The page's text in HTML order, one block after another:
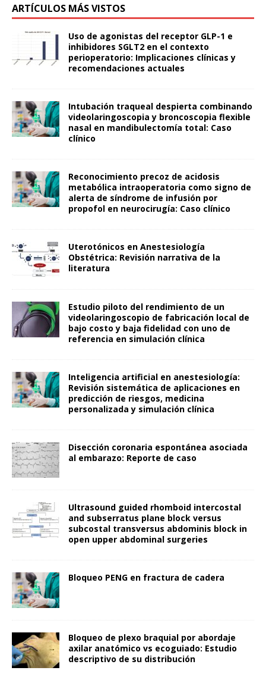
ARTÍCULOS MÁS VISTOS
Uso de agonistas del receptor GLP-1 e
inhibidores SGLT2 en el contexto
perioperatorio: Implicaciones clínicas y
recomendaciones actuales
Intubación traqueal despierta combinando
videolaringoscopia y broncoscopia flexible
nasal en mandibulectomía total: Caso
clínico
Reconocimiento precoz de acidosis
metabólica intraoperatoria como signo de
alerta de síndrome de infusión por
propofol en neurocirugía: Caso clínico
Uterotónicos en Anestesiología
Obstétrica: Revisión narrativa de la
literatura
Estudio piloto del rendimiento de un
videolaringoscopio de fabricación local de
bajo costo y baja fidelidad con uno de
referencia en simulación clínica
Inteligencia artificial en anestesiología:
Revisión sistemática de aplicaciones en
predicción de riesgos, medicina
personalizada y simulación clínica
Disección coronaria espontánea asociada
al embarazo: Reporte de caso
Ultrasound guided rhomboid intercostal
and subserratus plane block versus
subcostal transversus abdominis block in
open upper abdominal surgeries
Bloqueo PENG en fractura de cadera
Bloqueo de plexo braquial por abordaje
axilar anatómico vs ecoguiado: Estudio
descriptivo de su distribución